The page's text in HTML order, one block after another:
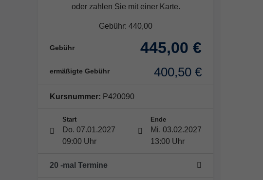
oder zahlen Sie mit einer Karte.
Gebühr: 440,00
Gebühr 445,00 €
ermäßigte Gebühr 400,50 €
Kursnummer: P420090
Start
Do. 07.01.2027
09:00 Uhr
Ende
Mi. 03.02.2027
13:00 Uhr
20 -mal Termine